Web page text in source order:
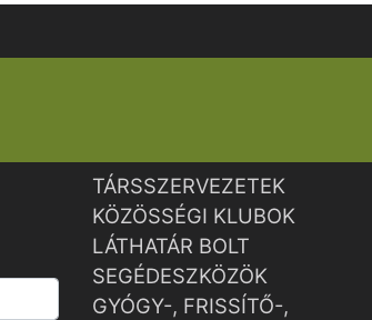
TÁRSSZERVEZETEK
KÖZÖSSÉGI KLUBOK
LÁTHATÁR BOLT
SEGÉDESZKÖZÖK
GYÓGY-, FRISSÍTŐ-,